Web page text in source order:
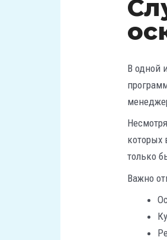
В одной
которых
только
Важно